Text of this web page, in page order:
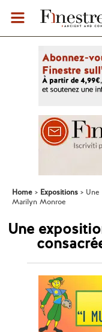
Home Expositions
Une
Marilyn Monroe
Une